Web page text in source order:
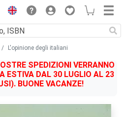
L'opinione degli italiani
SPEDIZIONI VERRANNO
ESTIVA DAL 30 LUGLIO AL 23
BUONE VACANZE!